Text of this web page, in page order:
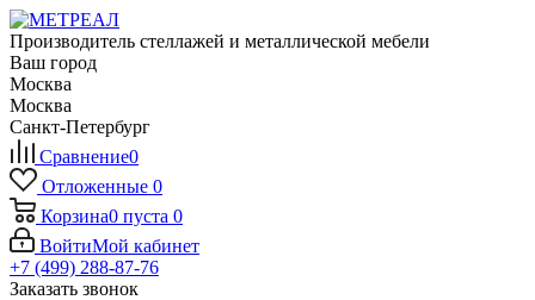
Производитель стеллажей и металлической мебели
Ваш город
Москва
Москва
Санкт-Петербург
Сравнение0
Отложенные 0
Корзина0 пуста 0
ВойтиМой кабинет
+7 (499) 288-87-76
Заказать звонок